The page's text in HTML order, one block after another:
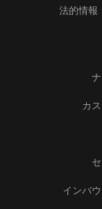
法的情報
カ
インバ